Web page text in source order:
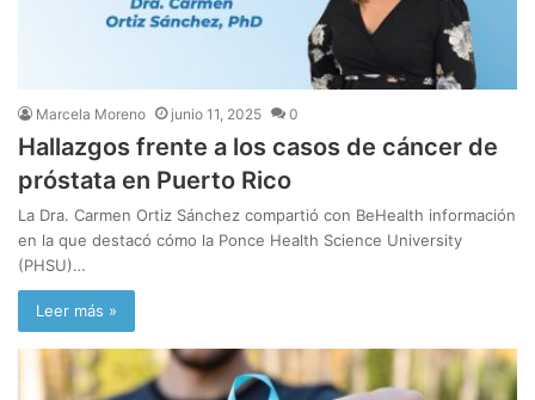
Marcela Moreno junio 11, 2025 0
Hallazgos frente a los casos de cáncer de
próstata en Puerto Rico
La Dra. Carmen Ortiz Sánchez compartió con BeHealth información
en la que destacó cómo la Ponce Health Science University
(PHSU)…
Leer más »